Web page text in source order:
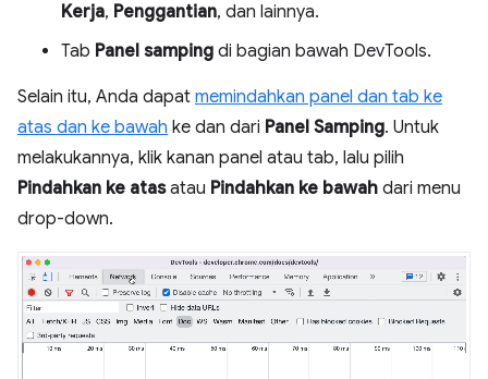
Kerja, Penggantian, dan lainnya.
Tab Panel samping di bagian bawah DevTools.
Selain itu, Anda dapat memindahkan panel dan tab ke
atas dan ke bawah ke dan dari Panel Samping. Untuk
melakukannya, klik kanan panel atau tab, lalu pilih
Pindahkan ke atasatau Pindahkan ke bawah dari menu
drop-down.